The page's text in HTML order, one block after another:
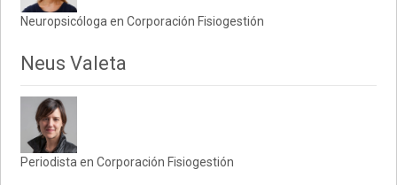
Neuropsicóloga en Corporación Fisiogestión
Neus Valeta
Periodista en Corporación Fisiogestión